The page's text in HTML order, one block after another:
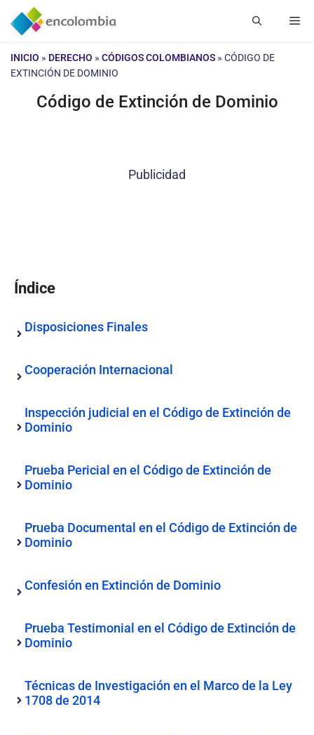
Saltar
INICIO » DERECHO » CÓDIGOS COLOMBIANOS » CÓDIGO DE
EXTINCIÓN DE DOMINIO
Código de Extinción de Dominio
Publicidad
Índice
Disposiciones Finales
Cooperación Internacional
Inspección judicial en el Código de Extinción de
Dominio
Prueba Pericial en el Código de Extinción de
Dominio
Prueba Documental en el Código de Extinción de
Dominio
Confesión en Extinción de Dominio
Prueba Testimonial en el Código de Extinción de
Dominio
Técnicas de Investigación en el Marco de la Ley
1708 de 2014